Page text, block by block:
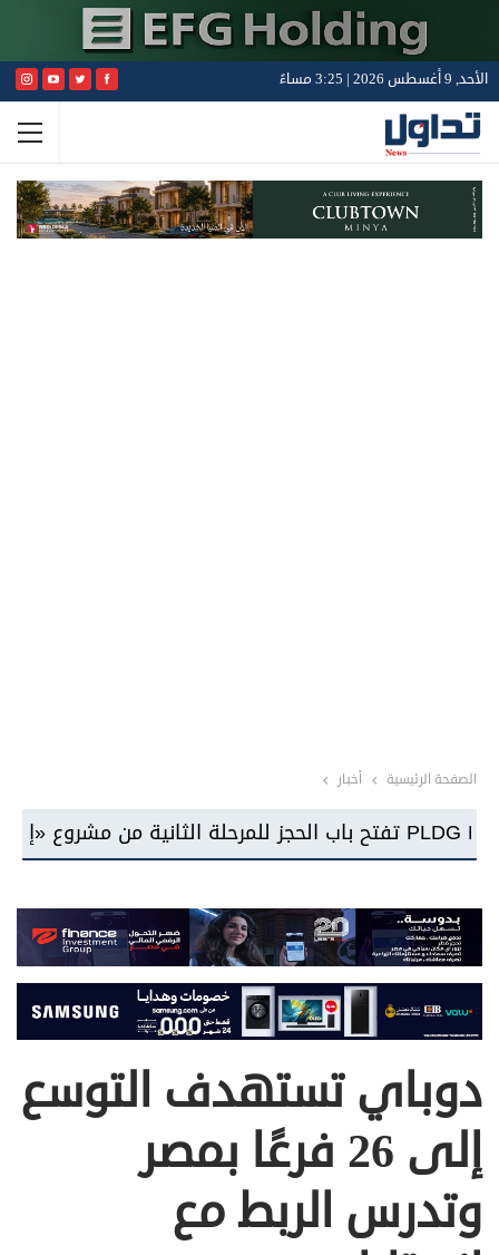
الأحد, 9 أغسطس 2026 | 3:25 مساءً
الصفحة الرئيسية أخبار
دوباي تستهدف التوسع
إلى 26 فرعًا بمصر
وتدرس الربط مع